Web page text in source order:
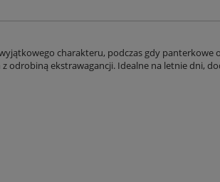
charakteru, podczas gdy panterkowe
odrobiną ekstrawagancji. Idealne na letnie dni,